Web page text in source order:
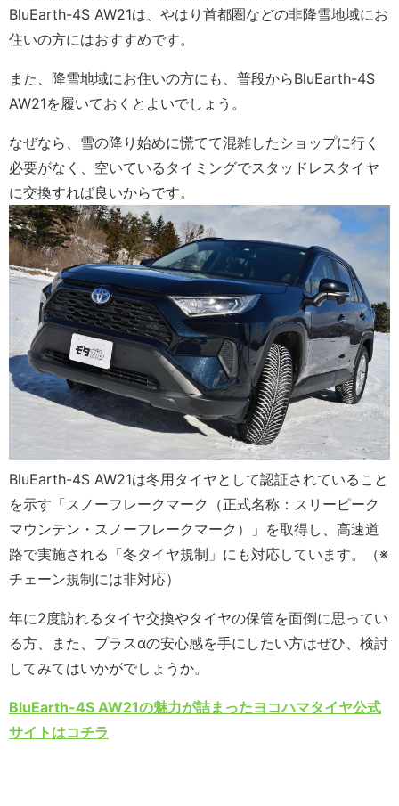
BluEarth-4S AW21は、やはり首都圏などの非降雪地域にお
住いの方にはおすすめです。
また、降雪地域にお住いの方にも、普段からBluEarth-4S
AW21を履いておくとよいでしょう。
なぜなら、雪の降り始めに慌てて混雑したショップに行く
必要がなく、空いているタイミングでスタッドレスタイヤ
に交換すれば良いからです。
BluEarth-4S AW21は冬用タイヤとして認証されていること
を示す「スノーフレークマーク（正式名称：スリーピーク
マウンテン・スノーフレークマーク）」を取得し、高速道
路で実施される「冬タイヤ規制」にも対応しています。（※
チェーン規制には非対応）
年に2度訪れるタイヤ交換やタイヤの保管を面倒に思ってい
る方、また、プラスαの安心感を手にしたい方はぜひ、検討
してみてはいかがでしょうか。
BluEarth-4S AW21の魅力が詰まったヨコハマタイヤ公式
サイトはコチラ